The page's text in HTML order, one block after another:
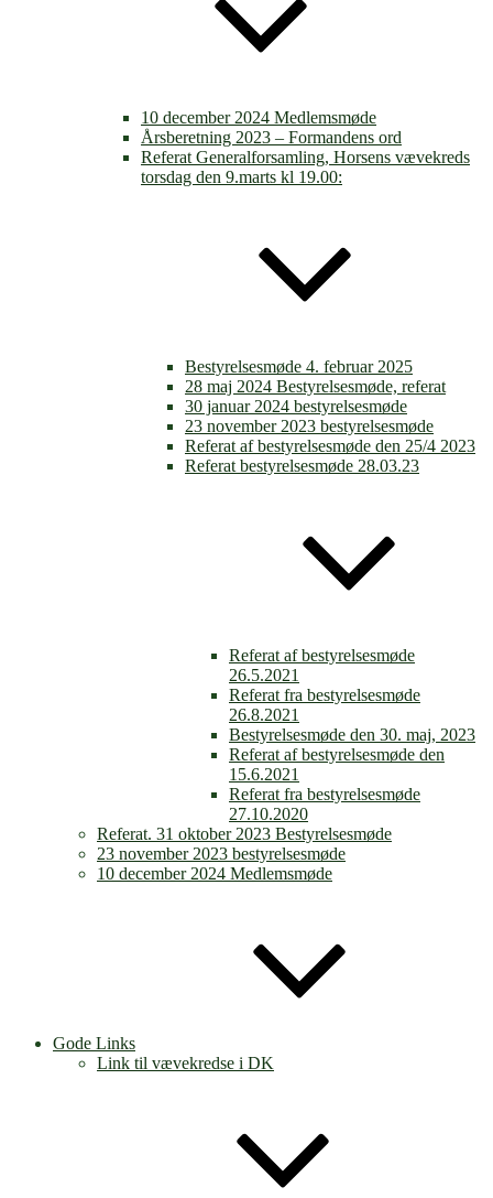
10 december 2024 Medlemsmøde
Årsberetning 2023 – Formandens ord
Referat Generalforsamling, Horsens vævekreds
torsdag den 9.marts kl 19.00:
Bestyrelsesmøde 4. februar 2025
28 maj 2024 Bestyrelsesmøde, referat
30 januar 2024 bestyrelsesmøde
23 november 2023 bestyrelsesmøde
Referat af bestyrelsesmøde den 25/4 2023
Referat bestyrelsesmøde 28.03.23
Referat af bestyrelsesmøde
26.5.2021
Referat fra bestyrelsesmøde
26.8.2021
Bestyrelsesmøde den 30. maj, 2023
Referat af bestyrelsesmøde den
15.6.2021
Referat fra bestyrelsesmøde
27.10.2020
Referat. 31 oktober 2023 Bestyrelsesmøde
23 november 2023 bestyrelsesmøde
10 december 2024 Medlemsmøde
Gode Links
Link til vævekredse i DK